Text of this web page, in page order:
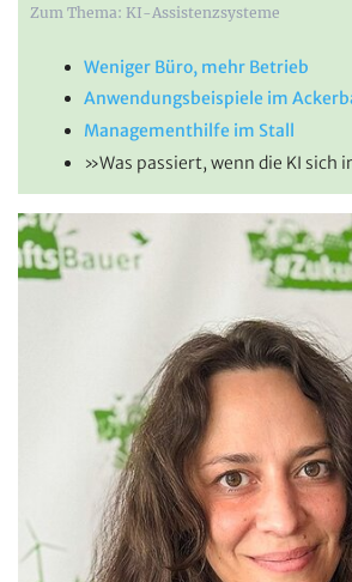
Zum Thema: KI-Assistenzsysteme
Weniger Büro, mehr Betrieb
Anwendungsbeispiele im
Managementhilfe im Stall
»Was passiert, wenn die KI sich